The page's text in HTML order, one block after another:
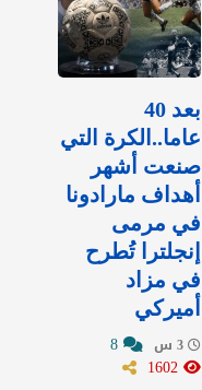
بعد 40
عاما..الكرة التي
صنعت أشهر
أهداف مارادونا
في مرمى
إنجلترا تُطرح
في مزاد
أميركي